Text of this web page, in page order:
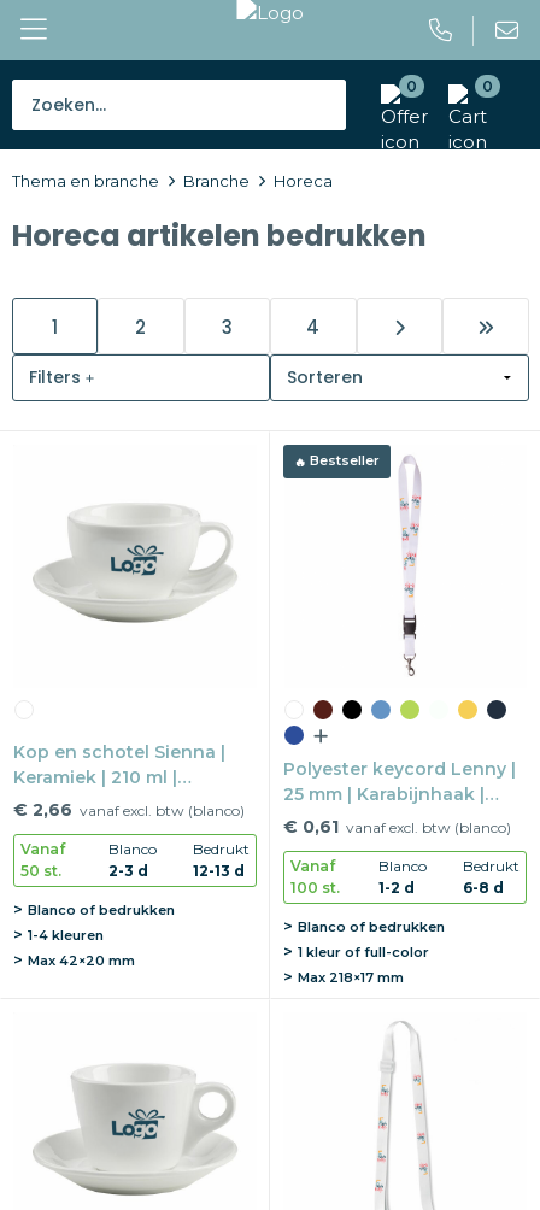
0 0
Caps en mutsen
Giveaways
Drinkwaren
Gereedschap en veiligheid
Snoepgoed
Kantoorartikelen
Gadgets
Textiel
Thema
Thema en branche Branche Horeca
Horeca artikelen bedrukken
1 2 3 4
Filters
Kop en schotel Sienna |
Keramiek | 210 ml |
Vaatwasserbestendig
€ 2,66 vanaf excl. btw (blanco)
Vanaf
50 st.
Blanco
2-3 d
Bedrukt
12-13 d
Blanco of bedrukken
1-4 kleuren
Max 42×20 mm
Bestseller
Polyester keycord Lenny |
25 mm | Karabijnhaak |
Plastic buckle
€ 0,61 vanaf excl. btw (blanco)
Vanaf
100 st.
Blanco
1-2 d
Bedrukt
6-8 d
Blanco of bedrukken
1 kleur of full-color
Max 218×17 mm